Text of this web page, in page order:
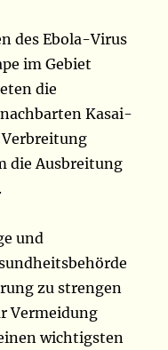
des Ebola-Virus
im Gebiet
die
Kasai-
die Ausbreitung
und
zu strengen
Vermeidung
wichtigsten